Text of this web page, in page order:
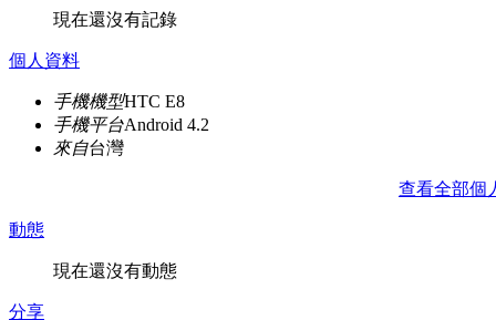
現在還沒有記錄
個人資料
手機機型HTC E8
手機平台Android 4.2
來自台灣
查看全部個
動態
現在還沒有動態
分享